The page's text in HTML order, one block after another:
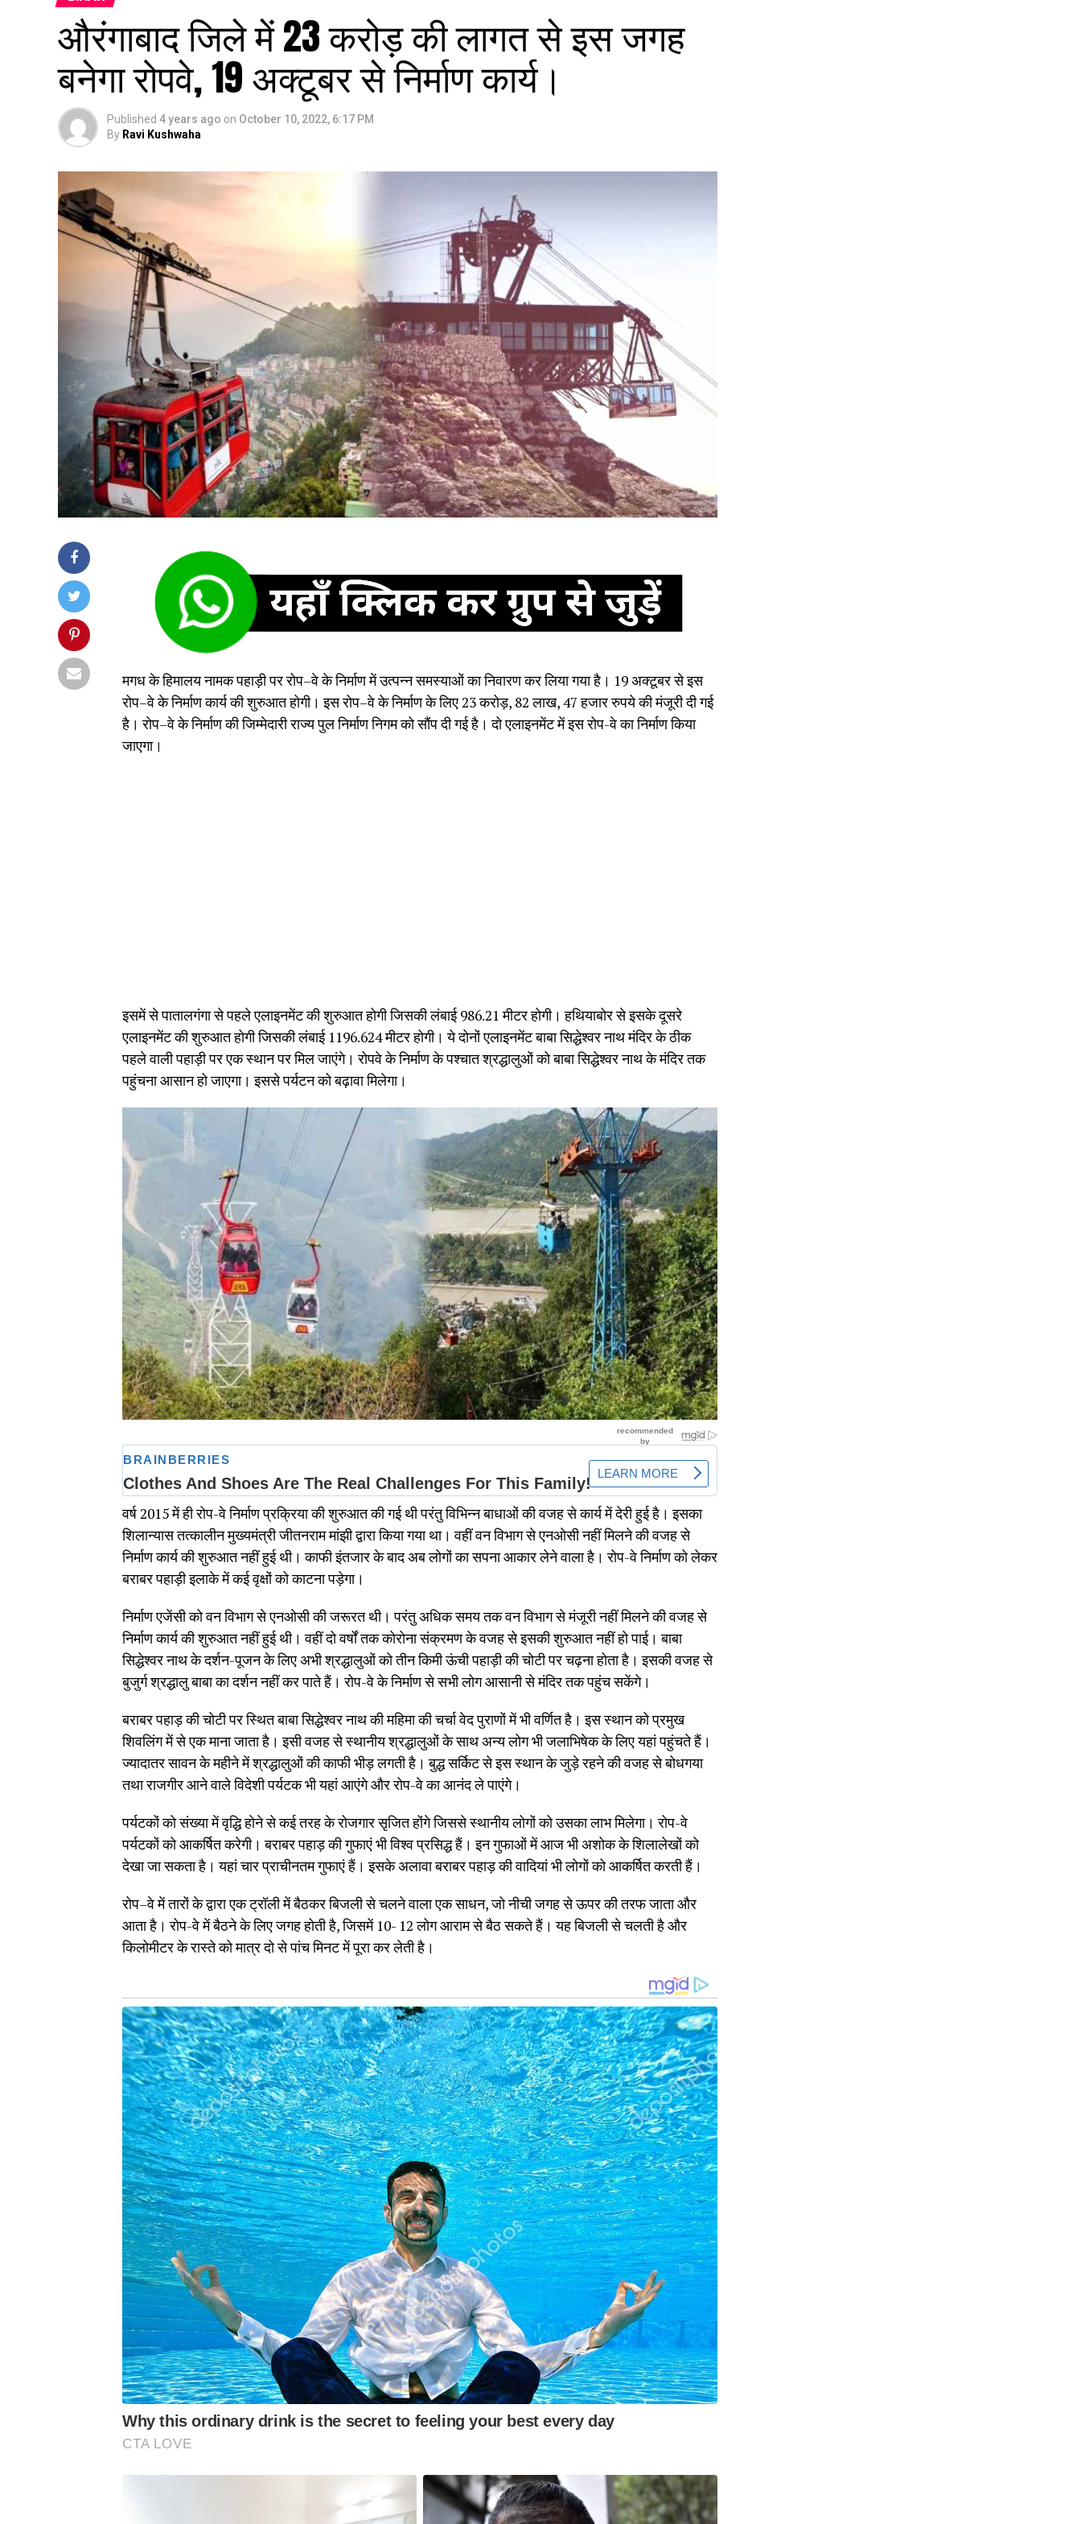
औरंगाबाद जिले में 23 करोड़ की लागत से इस जगह
बनेगा रोपवे, 19 अक्टूबर से निर्माण कार्य।
Published 4 years ago on October 10, 2022, 6:17 PM
By Ravi Kushwaha
मगध के हिमालय नामक पहाड़ी पर रोप–वे के निर्माण में उत्पन्न समस्याओं का निवारण कर लिया गया है। 19 अक्टूबर से इस
रोप–वे के निर्माण कार्य की शुरुआत होगी। इस रोप–वे के निर्माण के लिए 23 करोड़, 82 लाख, 47 हजार रुपये की मंजूरी दी गई
है। रोप–वे के निर्माण की जिम्मेदारी राज्य पुल निर्माण निगम को सौंप दी गई है। दो एलाइनमेंट में इस रोप-वे का निर्माण किया
जाएगा।
इसमें से पातालगंगा से पहले एलाइनमेंट की शुरुआत होगी जिसकी लंबाई 986.21 मीटर होगी। हथियाबोर से इसके दूसरे
एलाइनमेंट की शुरुआत होगी जिसकी लंबाई 1196.624 मीटर होगी। ये दोनों एलाइनमेंट बाबा सिद्धेश्वर नाथ मंदिर के ठीक
पहले वाली पहाड़ी पर एक स्थान पर मिल जाएंगे। रोपवे के निर्माण के पश्चात श्रद्धालुओं को बाबा सिद्धेश्वर नाथ के मंदिर तक
पहुंचना आसान हो जाएगा। इससे पर्यटन को बढ़ावा मिलेगा।
वर्ष 2015 में ही रोप-वे निर्माण प्रक्रिया की शुरुआत की गई थी परंतु विभिन्न बाधाओं की वजह से कार्य में देरी हुई है। इसका
शिलान्यास तत्कालीन मुख्यमंत्री जीतनराम मांझी द्वारा किया गया था। वहीं वन विभाग से एनओसी नहीं मिलने की वजह से
निर्माण कार्य की शुरुआत नहीं हुई थी। काफी इंतजार के बाद अब लोगों का सपना आकार लेने वाला है। रोप-वे निर्माण को लेकर
बराबर पहाड़ी इलाके में कई वृक्षों को काटना पड़ेगा।
निर्माण एजेंसी को वन विभाग से एनओसी की जरूरत थी। परंतु अधिक समय तक वन विभाग से मंजूरी नहीं मिलने की वजह से
निर्माण कार्य की शुरुआत नहीं हुई थी। वहीं दो वर्षों तक कोरोना संक्रमण के वजह से इसकी शुरुआत नहीं हो पाई। बाबा
सिद्धेश्वर नाथ के दर्शन-पूजन के लिए अभी श्रद्धालुओं को तीन किमी ऊंची पहाड़ी की चोटी पर चढ़ना होता है। इसकी वजह से
बुजुर्ग श्रद्धालु बाबा का दर्शन नहीं कर पाते हैं। रोप-वे के निर्माण से सभी लोग आसानी से मंदिर तक पहुंच सकेंगे।
बराबर पहाड़ की चोटी पर स्थित बाबा सिद्धेश्वर नाथ की महिमा की चर्चा वेद पुराणों में भी वर्णित है। इस स्थान को प्रमुख
शिवलिंग में से एक माना जाता है। इसी वजह से स्थानीय श्रद्धालुओं के साथ अन्य लोग भी जलाभिषेक के लिए यहां पहुंचते हैं।
ज्यादातर सावन के महीने में श्रद्धालुओं की काफी भीड़ लगती है। बुद्ध सर्किट से इस स्थान के जुड़े रहने की वजह से बोधगया
तथा राजगीर आने वाले विदेशी पर्यटक भी यहां आएंगे और रोप-वे का आनंद ले पाएंगे।
पर्यटकों को संख्या में वृद्धि होने से कई तरह के रोजगार सृजित होंगे जिससे स्थानीय लोगों को उसका लाभ मिलेगा। रोप-वे
पर्यटकों को आकर्षित करेगी। बराबर पहाड़ की गुफाएं भी विश्व प्रसिद्ध हैं। इन गुफाओं में आज भी अशोक के शिलालेखों को
देखा जा सकता है। यहां चार प्राचीनतम गुफाएं हैं। इसके अलावा बराबर पहाड़ की वादियां भी लोगों को आकर्षित करती हैं।
रोप–वे में तारों के द्वारा एक ट्रॉली में बैठकर बिजली से चलने वाला एक साधन, जो नीची जगह से ऊपर की तरफ जाता और
आता है। रोप-वे में बैठने के लिए जगह होती है, जिसमें 10- 12 लोग आराम से बैठ सकते हैं। यह बिजली से चलती है और
किलोमीटर के रास्ते को मात्र दो से पांच मिनट में पूरा कर लेती है।